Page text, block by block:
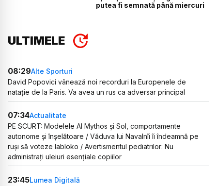
putea fi semnată până miercuri
ULTIMELE
08:29Alte Sporturi
David Popovici vânează noi recorduri la Europenele de
natație de la Paris. Va avea un rus ca adversar principal
07:34Actualitate
PE SCURT: Modelele AI Mythos și Sol, comportamente
autonome și înșelătoare / Văduva lui Navalnîi îi îndeamnă pe
ruși să voteze Iabloko / Avertismentul pediatrilor: Nu
administrați uleiuri esențiale copiilor
23:45Lumea Digitală